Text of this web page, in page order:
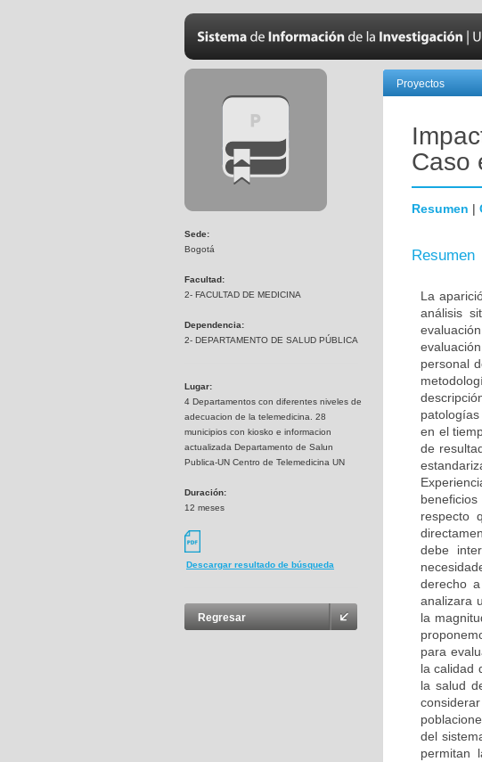
Sede:
Bogotá
Facultad:
2- FACULTAD DE MEDICINA
Dependencia:
2- DEPARTAMENTO DE SALUD PÚBLICA
Lugar:
4 Departamentos con diferentes niveles de
adecuacion de la telemedicina. 28
municipios con kiosko e informacion
actualizada Departamento de Salun
Publica-UN Centro de Telemedicina UN
Duración:
12 meses
Descargar resultado de búsqueda
Regresar
Proyectos
Caso
Resumen |
Resumen
La
análisis
personal
en el
de
respecto
debe
derecho
analizara
la
para
la calidad
la salud
del
permitan